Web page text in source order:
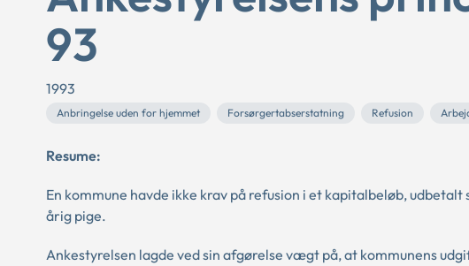
93
1993
Anbringelse uden for hjemmet Forsørgertabserstatning Refusion
Resume:
En kommune havde ikke krav på refusion i et kapitalbeløb,
årig pige.
Ankestyrelsen lagde ved sin afgørelse vægt på, at kommunens